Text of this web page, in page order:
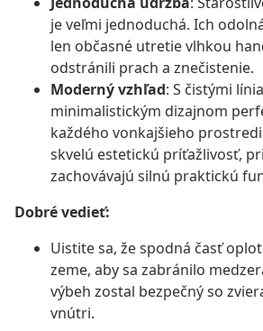
je veľmi jednoduchá. Ich
len občasné utretie vlhkou
odstránili prach a znečistenie.
Moderný vzhľad: S čistými
minimalistickým dizajnom
každého vonkajšieho
skvelú estetickú príťažlivosť,
zachovávajú silnú praktickú
Dobré vedieť:
Uistite sa, že spodná časť
zeme, aby sa zabránilo
výbeh zostal bezpečný so
vnútri.